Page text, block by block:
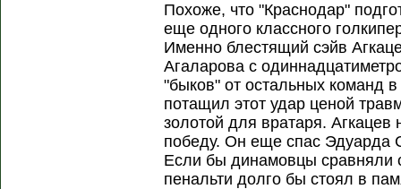
Похоже, что "Краснодар"
еще одного классного
Именно блестящий сэйв
Агаларова с
"быков" от остальных команд
потащил этот удар ценой
золотой для вратаря. Агкацев
победу. Он еще спас Эдуарда
Если бы динамовцы сравняли
пенальти долго бы стоял в